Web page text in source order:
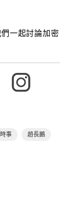
一起討論加密
事 趙長鵬